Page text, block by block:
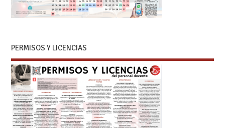
PERMISOS Y LICENCIAS